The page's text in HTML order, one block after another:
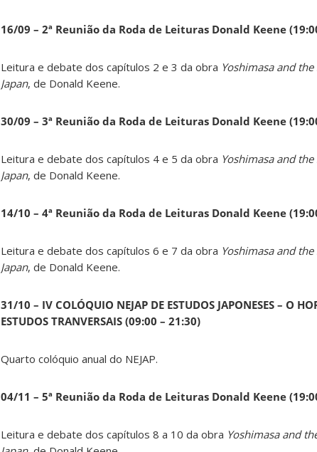
16/09 – 2ª Reunião da Roda de Leituras Donald Keene
Leitura e debate dos capítulos 2 e 3 da obra Yoshimasa and
Japan, de Donald Keene.
30/09 – 3ª Reunião da Roda de Leituras Donald Keene
Leitura e debate dos capítulos 4 e 5 da obra Yoshimasa and
Japan, de Donald Keene.
14/10 – 4ª Reunião da Roda de Leituras Donald Keene
Leitura e debate dos capítulos 6 e 7 da obra Yoshimasa and
Japan, de Donald Keene.
31/10 – IV COLÓQUIO NEJAP DE ESTUDOS JAPONESES – O
ESTUDOS TRANVERSAIS (09:00 – 21:30)
Quarto colóquio anual do NEJAP.
04/11 – 5ª Reunião da Roda de Leituras Donald Keene
Leitura e debate dos capítulos 8 a 10 da obra Yoshimasa and